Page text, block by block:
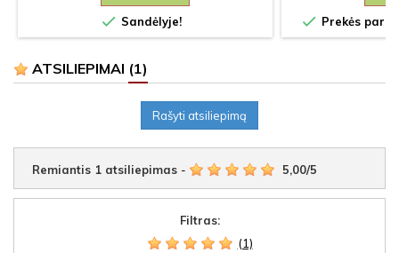
 Sandėlyje!  Prekės
ATSILIEPIMAI (1)
Rašyti atsiliepimą
Remiantis 1 atsiliepimas - 5,00/5
Filtras:
(1)